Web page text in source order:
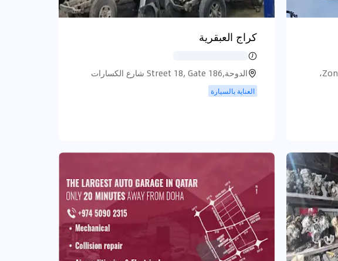
الدوحة,Zone 91, Street 3028, Buiding 29،
كراج العبقرية
الدوحة,Street 18, Gate 186 شارع الكسارات
العناية بالسيارة